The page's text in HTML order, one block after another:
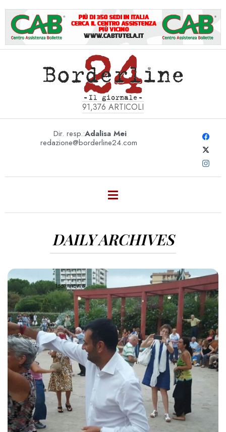
91,376 ARTICOLI
Dir. resp.:Adalisa Mei
redazione@borderline24.com
DAILY ARCHIVES
1559 VIEWS